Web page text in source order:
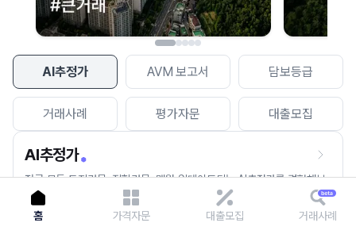
AI추정가 AVM 보고서 담보등급
거래사례 평가자문 대출모집
AI추정가
전국 모든 토지건물, 집합건물, 매월 업데이트되는 AI추정가를 경험해보
세요.
홈 가격자문 대출모집 거래사례